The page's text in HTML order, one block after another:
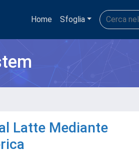
Home Sfoglia
Latte Mediante